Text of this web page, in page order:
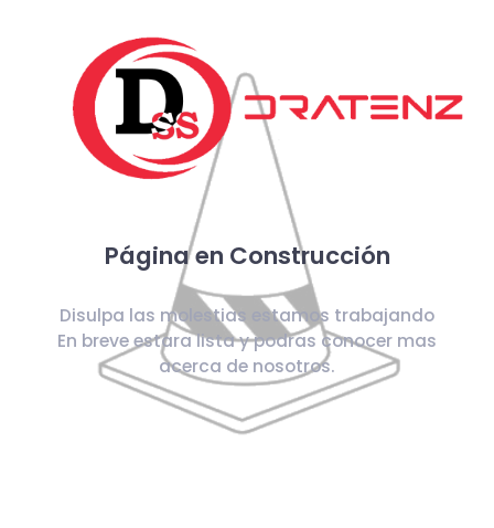
Página en Construcción
Disulpa las molestias estamos trabajando
En breve estara lista y podras conocer mas
acerca de nosotros.